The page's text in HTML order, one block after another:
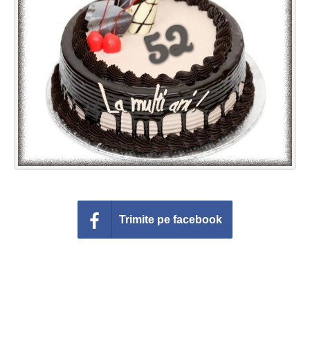
Felicitari zile saptamana
Felicitari muzicale
Felicitari muzicale personalizate
Felicitari animate
Invitatii personalizate
Conecteaza-te
Trimite pe facebook